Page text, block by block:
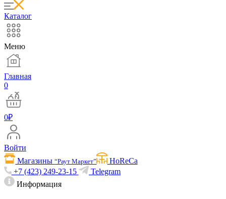
Каталог
Меню
Главная
0
0₽
Войти
Магазины“Раут Маркет”
HoReCa
+7 (423) 249-23-15
Telegram
Информация